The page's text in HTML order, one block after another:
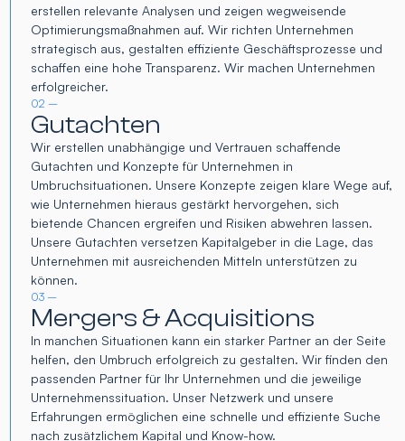
erstellen relevante Analysen und zeigen wegweisende
Optimierungsmaßnahmen auf. Wir richten Unternehmen
strategisch aus, gestalten effiziente Geschäftsprozesse und
schaffen eine hohe Transparenz. Wir machen Unternehmen
erfolgreicher.
02 –
Gutachten
Wir erstellen unabhängige und Vertrauen schaffende
Gutachten und Konzepte für Unternehmen in
Umbruchsituationen. Unsere Konzepte zeigen klare Wege auf,
wie Unternehmen hieraus gestärkt hervorgehen, sich
bietende Chancen ergreifen und Risiken abwehren lassen.
Unsere Gutachten versetzen Kapitalgeber in die Lage, das
Unternehmen mit ausreichenden Mitteln unterstützen zu
können.
03 –
Mergers & Acquisitions
In manchen Situationen kann ein starker Partner an der Seite
helfen, den Umbruch erfolgreich zu gestalten. Wir finden den
passenden Partner für Ihr Unternehmen und die jeweilige
Unternehmenssituation. Unser Netzwerk und unsere
Erfahrungen ermöglichen eine schnelle und effiziente Suche
nach zusätzlichem Kapital und Know-how.